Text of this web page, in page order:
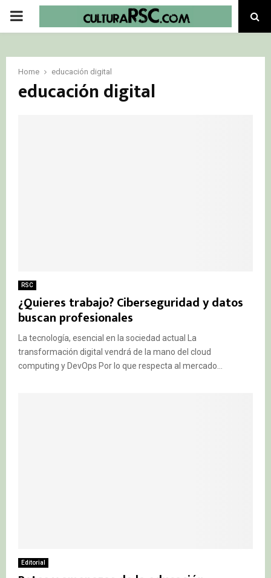
PRIMARY
Home educación digital
educación digital
RSC
¿Quieres trabajo? Ciberseguridad y datos
buscan profesionales
La tecnología, esencial en la sociedad actual La
transformación digital vendrá de la mano del cloud
computing y DevOps Por lo que respecta al mercado...
Editorial